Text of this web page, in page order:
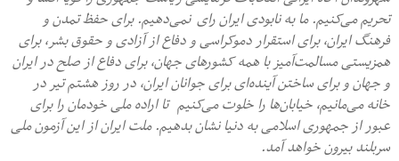
تحریم می‌کنیم. ما به نابودی ایران رای نمی‌دهیم. برای حفظ تمدن و
فرهنگ ایران، برای استقرار دموکراسی و دفاع از آزادی و حقوق بشر، برای
همزیستی مسالمت‌آمیز با همه کشورهای جهان، برای دفاع از صلح در ایران
و جهان و برای ساختن آینده‌ای برای جوانان ایران، در روز هشتم تیر در
خانه می‌مانیم، خیابان‌ها را خلوت می‌کنیم تا اراده ملی خودمان را برای
عبور از جمهوری اسلامی به دنیا نشان بدهیم. ملت ایران از این آزمون ملی
سربلند بیرون خواهد آمد.